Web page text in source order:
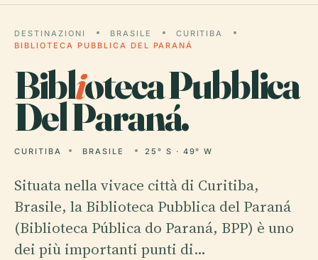
DESTINAZIONI BRASILE
CURITIBA
BIBLIOTECA PUBBLICA DEL PARANÁ
Biblioteca Pubblica
Del Paraná.
CURITIBA BRASILE 25° S · 49° W
Situata nella vivace città di Curitiba,
Brasile, la Biblioteca Pubblica del Paraná
(Biblioteca Pública do Paraná, BPP) è uno
dei più importanti punti di…